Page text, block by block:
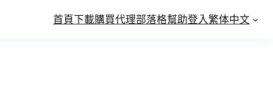
首頁下載購買代理部落格幫助登入繁体中文